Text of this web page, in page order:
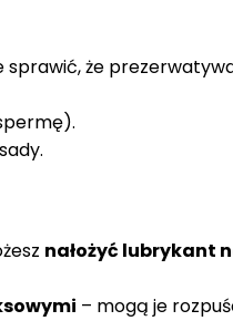
że
nałożyć lubrykant
– mogą je